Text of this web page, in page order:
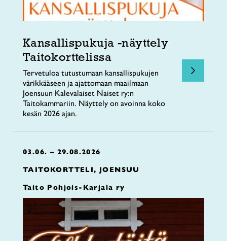
Kansallispukuja -näyttely
Taitokorttelissa
Tervetuloa tutustumaan kansallispukujen
värikkääseen ja ajattomaan maailmaan
Joensuun Kalevalaiset Naiset ry:n
Taitokammariin. Näyttely on avoinna koko
kesän 2026 ajan.
03.06. – 29.08.2026
TAITOKORTTELI, JOENSUU
Taito Pohjois-Karjala ry